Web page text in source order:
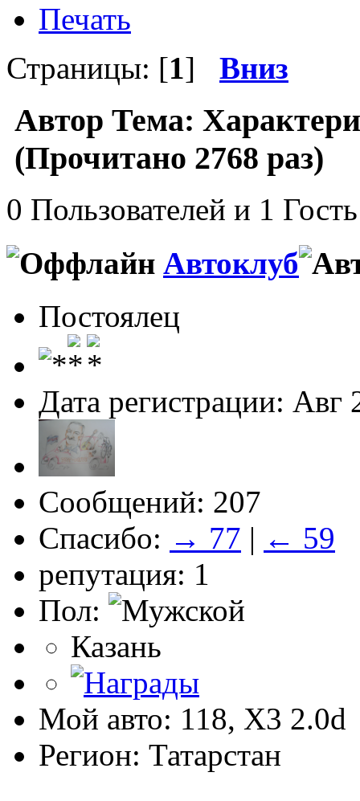
Печать
Страницы: [1] Вниз
Автор Тема:
(Прочитано 2768 раз)
0 Пользователей и 1
Автоклуб
Постоялец
Дата регистрации: Авг
Сообщений: 207
Спасибо: → 77 | ← 59
репутация: 1
Пол:
Казань
Мой авто: 118, Х3 2.0d
Регион: Татарстан